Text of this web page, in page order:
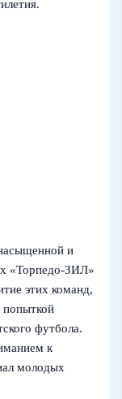
и
«Торпедо‑ЗИЛ»
этих команд,
попыткой
футбола.
к
молодых